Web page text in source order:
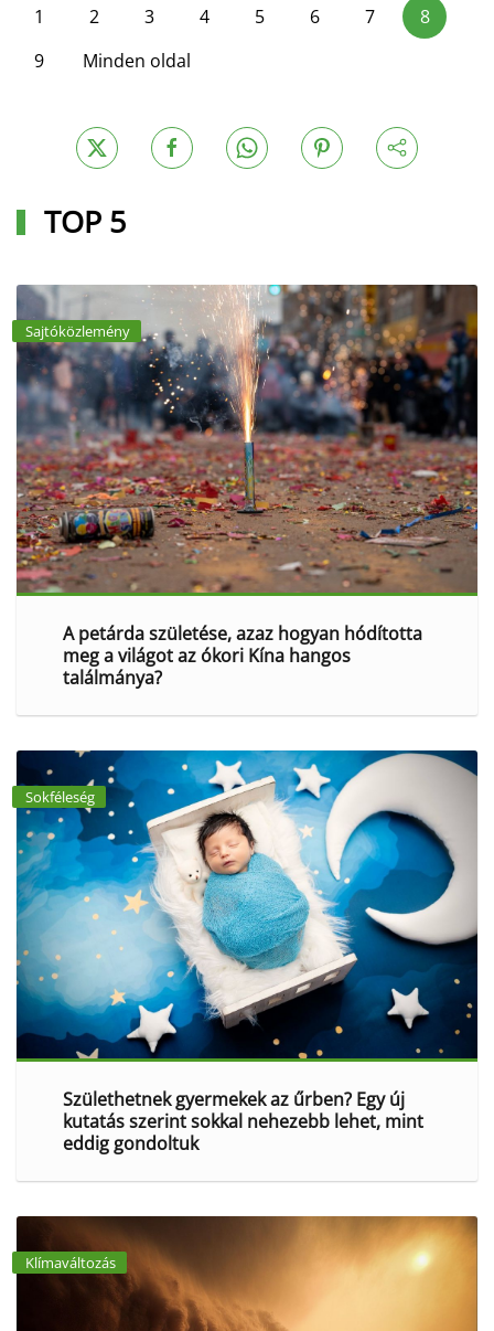
1 2 3 4 5 6 7
8
9
Minden oldal
TOP 5
Sajtóközlemény
A petárda születése, azaz hogyan hódította
meg a világot az ókori Kína hangos
találmánya?
Sokféleség
Születhetnek gyermekek az űrben? Egy új
kutatás szerint sokkal nehezebb lehet, mint
eddig gondoltuk
Klímaváltozás